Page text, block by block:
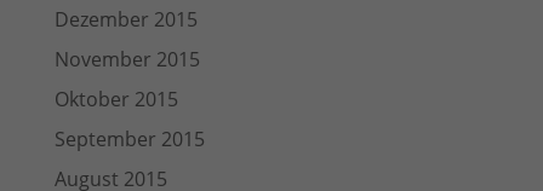
Dezember 2015
November 2015
Oktober 2015
September 2015
August 2015